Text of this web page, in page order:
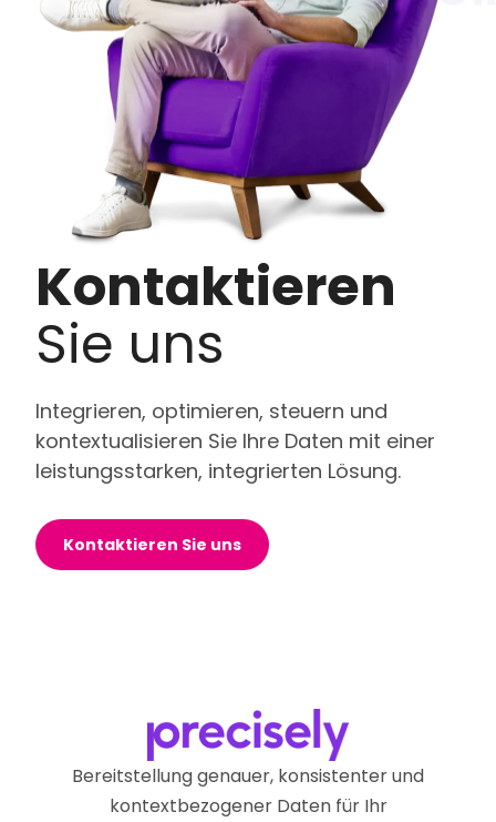
Kontaktieren
Sie uns
Integrieren, optimieren, steuern und
kontextualisieren Sie Ihre Daten mit einer
leistungsstarken, integrierten Lösung.
Kontaktieren Sie uns
Bereitstellung genauer, konsistenter und
kontextbezogener Daten für Ihr